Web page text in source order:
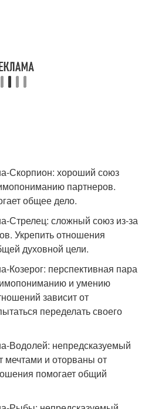
Скорпион: хороший союз
партнеров.
общее дело.
сложный союз из-за
Укрепить отношения
духовной цели.
перспективная пара
и умению
зависит от
переделать своего
непредсказуемый
мечтами и оторваны от
помогает общий